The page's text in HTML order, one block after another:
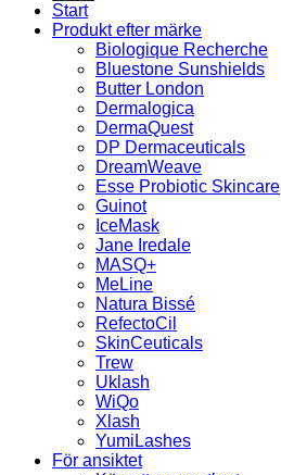
Start
Produkt efter märke
Biologique Recherche
Bluestone Sunshields
Butter London
Dermalogica
DermaQuest
DP Dermaceuticals
DreamWeave
Esse Probiotic Skincare
Guinot
IceMask
Jane Iredale
MASQ+
MeLine
Natura Bissé
RefectoCil
SkinCeuticals
Trew
Uklash
WiQo
Xlash
YumiLashes
För ansiktet